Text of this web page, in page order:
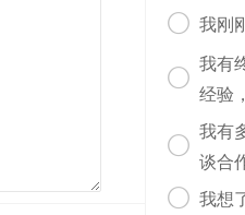
 我刚

我有
经验

我有
谈合
 我想